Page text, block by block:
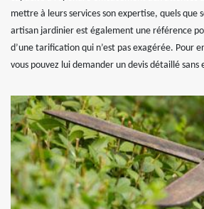
mettre à leurs services son expertise, quels que
artisan jardinier est également une référence
d’une tarification qui n’est pas exagérée. Pour
vous pouvez lui demander un devis détaillé sans